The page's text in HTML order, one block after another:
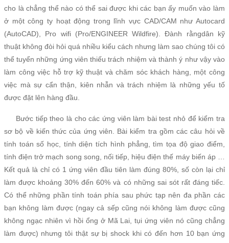
cho là chẳng thể nào có thể sai được khi các bạn ấy muốn vào làm
ở một công ty hoạt động trong lĩnh vực CAD/CAM như Autocard
(AutoCAD), Pro wifi (Pro/ENGINEER Wildfire). Đành rằngdân kỹ
thuật không đòi hỏi quá nhiều kiểu cách nhưng làm sao chúng tôi có
thể tuyển những ứng viên thiếu trách nhiệm và thành ý như vậy vào
làm công việc hỗ trợ kỹ thuật và chăm sóc khách hàng, một công
việc mà sự cẩn thận, kiên nhẫn và trách nhiệm là những yếu tố
được đặt lên hàng đầu.
Bước tiếp theo là cho các ứng viên làm bài test nhỏ để kiểm tra
sơ bộ về kiến thức của ứng viên. Bài kiểm tra gồm các câu hỏi về
tính toán số học, tính diện tích hình phẳng, tìm tọa độ giao điểm,
tính điện trở mạch song song, nối tiếp, hiệu điện thế máy biến áp …
Kết quả là chỉ có 1 ứng viên đầu tiên làm đúng 80%, số còn lại chỉ
làm được khoảng 30% đến 60% và có những sai sót rất đáng tiếc.
Có thể những phần tính toán phía sau phức tạp nên đa phần các
bạn không làm được (ngay cả sếp cũng nói không làm được cũng
không ngạc nhiên vì hồi ổng ở Mã Lai, tụi ứng viên nó cũng chẳng
làm được) nhưng tôi thật sự bị shock khi có đến hơn 10 bạn ứng